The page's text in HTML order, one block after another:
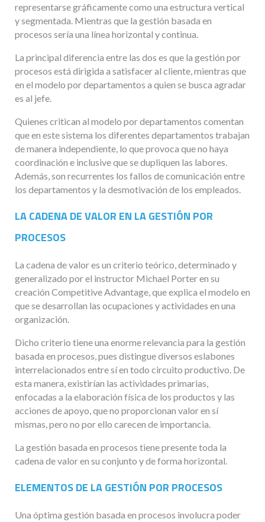
representarse gráficamente como una estructura vertical
y segmentada. Mientras que la gestión basada en
procesos sería una línea horizontal y continua.
La principal diferencia entre las dos es que la gestión por
procesos está dirigida a satisfacer al cliente, mientras que
en el modelo por departamentos a quien se busca agradar
es al jefe.
Quienes critican al modelo por departamentos comentan
que en este sistema los diferentes departamentos trabajan
de manera independiente, lo que provoca que no haya
coordinación e inclusive que se dupliquen las labores.
Además, son recurrentes los fallos de comunicación entre
los departamentos y la desmotivación de los empleados.
LA CADENA DE VALOR EN LA GESTIÓN POR
PROCESOS
La cadena de valor es un criterio teórico, determinado y
generalizado por el instructor Michael Porter en su
creación Competitive Advantage, que explica el modelo en
que se desarrollan las ocupaciones y actividades en una
organización.
Dicho criterio tiene una enorme relevancia para la gestión
basada en procesos, pues distingue diversos eslabones
interrelacionados entre sí en todo circuito productivo. De
esta manera, existirían las actividades primarias,
enfocadas a la elaboración física de los productos y las
acciones de apoyo, que no proporcionan valor en sí
mismas, pero no por ello carecen de importancia.
La gestión basada en procesos tiene presente toda la
cadena de valor en su conjunto y de forma horizontal.
ELEMENTOS DE LA GESTIÓN POR PROCESOS
Una óptima gestión basada en procesos involucra poder